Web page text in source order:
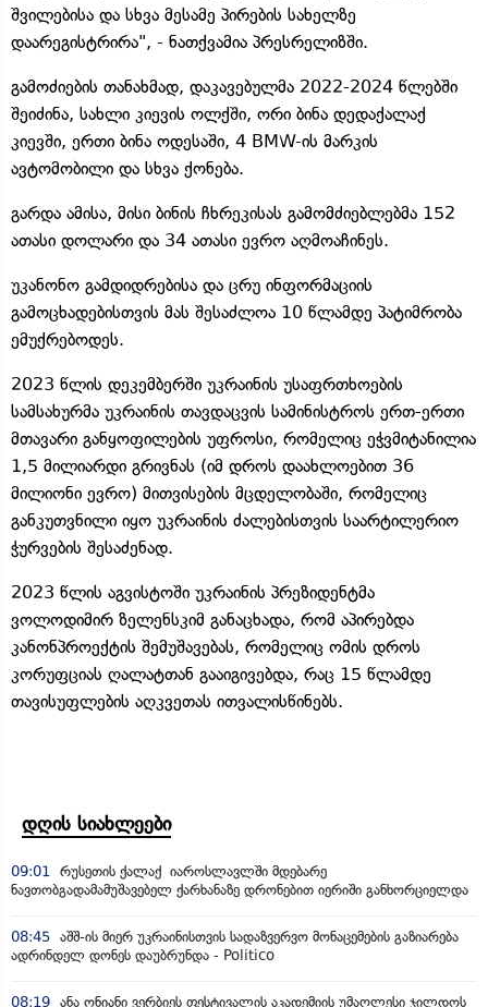
შვილებისა და სხვა მესამე პირების სახელზე
დაარეგისტრირა", - ნათქვამია პრესრელიზში.
გამოძიების თანახმად, დაკავებულმა 2022-2024 წლებში
შეიძინა, სახლი კიევის ოლქში, ორი ბინა დედაქალაქ
კიევში, ერთი ბინა ოდესაში, 4 BMW-ის მარკის
ავტომობილი და სხვა ქონება.
გარდა ამისა, მისი ბინის ჩხრეკისას გამომძიებლებმა 152
ათასი დოლარი და 34 ათასი ევრო აღმოაჩინეს.
უკანონო გამდიდრებისა და ცრუ ინფორმაციის
გამოცხადებისთვის მას შესაძლოა 10 წლამდე პატიმრობა
ემუქრებოდეს.
2023 წლის დეკემბერში უკრაინის უსაფრთხოების
სამსახურმა უკრაინის თავდაცვის სამინისტროს ერთ-ერთი
მთავარი განყოფილების უფროსი, რომელიც ეჭვმიტანილია
1,5 მილიარდი გრივნას (იმ დროს დაახლოებით 36
მილიონი ევრო) მითვისების მცდელობაში, რომელიც
განკუთვნილი იყო უკრაინის ძალებისთვის საარტილერიო
ჭურვების შესაძენად.
2023 წლის აგვისტოში უკრაინის პრეზიდენტმა
ვოლოდიმირ ზელენსკიმ განაცხადა, რომ აპირებდა
კანონპროექტის შემუშავებას, რომელიც ომის დროს
კორუფციას ღალატთან გააიგივებდა, რაც 15 წლამდე
თავისუფლების აღკვეთას ითვალისწინებს.
დღის სიახლეები
09:01 რუსეთის ქალაქ იაროსლავლში მდებარე
ნავთობგადამამუშავებელ ქარხანაზე დრონებით იერიში განხორციელდა
08:45 აშშ-ის მიერ უკრაინისთვის სადაზვერვო მონაცემების გაზიარება
ადრინდელ დონეს დაუბრუნდა - Politico
08:19 ანა ონიანი ვერბიეს ფესტივალის აკადემიის უმაღლესი ჯილდოს